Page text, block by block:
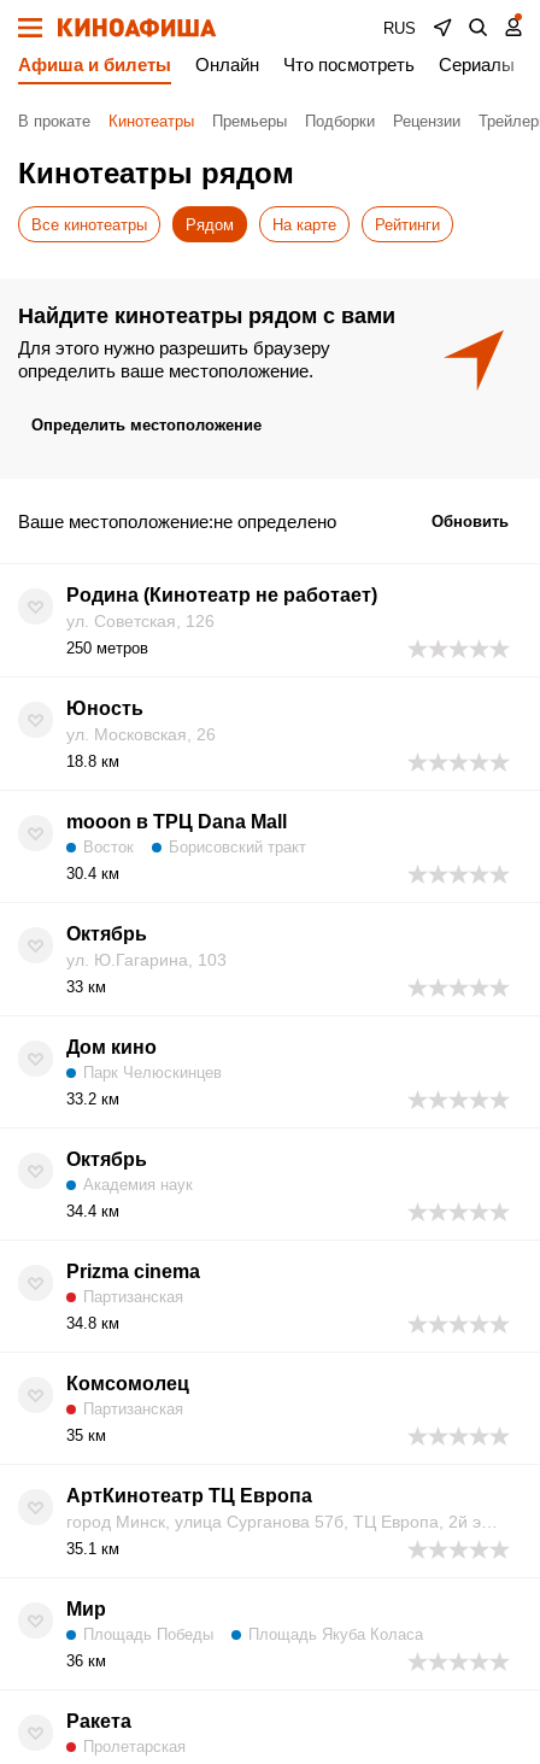
RUS
Афиша и билеты Онлайн Что посмотреть Сериалы
В прокате Кинотеатры Премьеры Подборки Рецензии
Кинотеатры рядом
Все кинотеатры Рядом На карте Рейтинги
Найдите кинотеатры рядом с вами
Для этого нужно разрешить браузеру
определить ваше местоположение.
Определить местоположение
Ваше местоположение:не определено Обновить
Родина (Кинотеатр не работает)
ул. Советская, 126
250 метров
Юность
ул. Московская, 26
18.8 км
mooon в ТРЦ Dana Mall
Восток
Борисовский тракт
30.4 км
Октябрь
ул. Ю.Гагарина, 103
33 км
Дом кино
Парк Челюскинцев
33.2 км
Октябрь
Академия наук
34.4 км
Prizma cinema
Партизанская
34.8 км
Комсомолец
Партизанская
35 км
АртКинотеатр ТЦ Европа
35.1 км
Мир
Площадь Победы
Площадь Якуба Коласа
36 км
Ракета
Пролетарская